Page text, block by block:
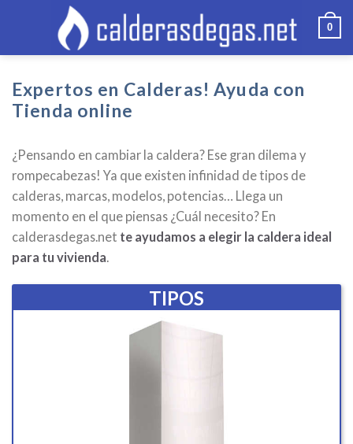
0
Expertos en Calderas! Ayuda con
Tienda online
¿Pensando en cambiar la caldera? Ese gran dilema y
rompecabezas! Ya que existen infinidad de tipos de
calderas, marcas, modelos, potencias… Llega un
momento en el que piensas ¿Cuál necesito? En
calderasdegas.net te ayudamos a elegir la caldera ideal
para tu vivienda.
TIPOS